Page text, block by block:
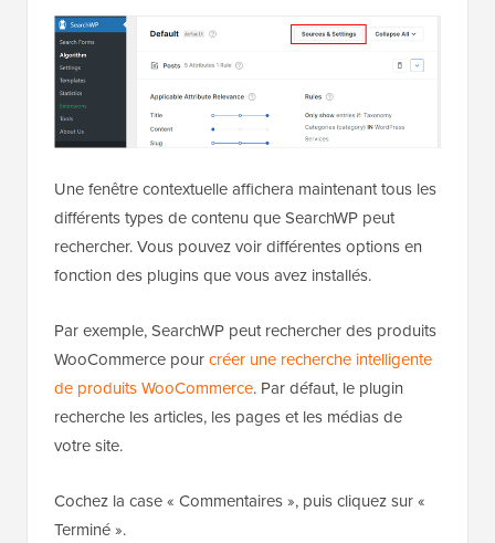
Une fenêtre contextuelle affichera maintenant tous les
différents types de contenu que SearchWP peut
rechercher. Vous pouvez voir différentes options en
fonction des plugins que vous avez installés.
Par exemple, SearchWP peut rechercher des produits
WooCommerce pourcréer une recherche intelligente
de produits WooCommerce. Par défaut, le plugin
recherche les articles, les pages et les médias de
votre site.
Cochez la case « Commentaires », puis cliquez sur «
Terminé ».